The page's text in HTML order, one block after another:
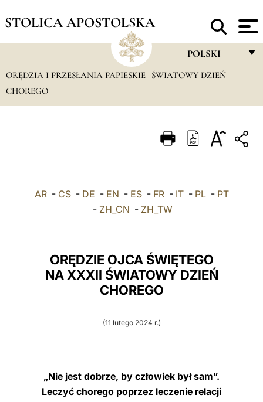
STOLICA APOSTOLSKA
POLSKI
FRANÇAIS
PORTUGUÊS
DEUTSCH
中文
LATINE
ORĘDZIA I PRZESŁANIA PAPIESKIE
ŚWIATOWY DZIEŃ
CHOREGO
AR- CS- DE - EN - ES- FR- IT- PL- PT
- ZH_CN - ZH_TW
ORĘDZIE OJCA ŚWIĘTEGO
NA XXXII ŚWIATOWY DZIEŃ
CHOREGO
(11 lutego 2024 r.)
„Nie jest dobrze, by człowiek był sam”.
Leczyć chorego poprzez leczenie relacji